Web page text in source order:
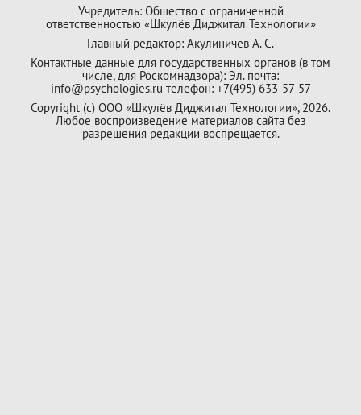
Учредитель: Общество с ограниченной
ответственностью «Шкулёв Диджитал Технологии»
Главный редактор: Акулиничев А. С.
Контактные данные для государственных органов (в том
числе, для Роскомнадзора): Эл. почта:
info@psychologies.ru телефон: +7(495) 633-57-57
Copyright (с) ООО «Шкулёв Диджитал Технологии», 2026.
Любое воспроизведение материалов сайта без
разрешения редакции воспрещается.